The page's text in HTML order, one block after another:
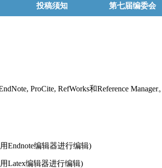
投稿须知 第七届编委会
ProCite, RefWorks和Reference Manager。
Endnote编辑器进行编辑)
Latex编辑器进行编辑)